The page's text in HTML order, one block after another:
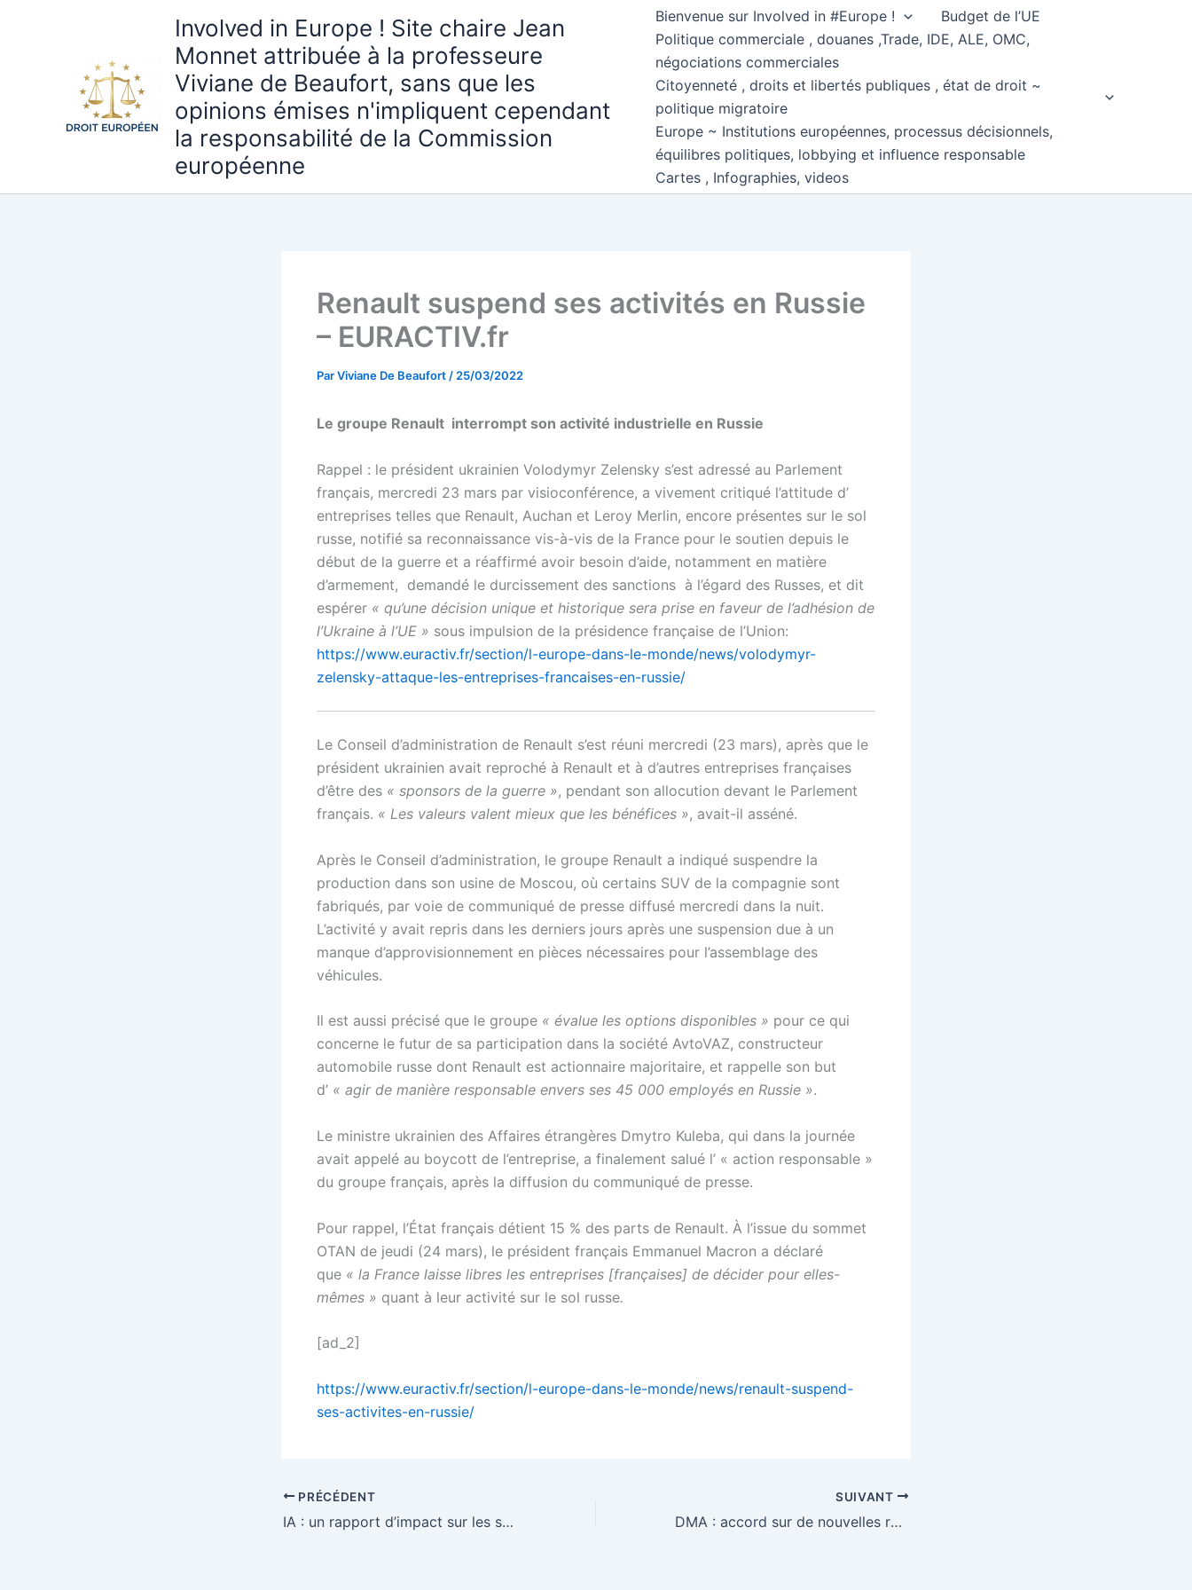
Involved in Europe ! Site chaire Jean
Monnet attribuée à la professeure
Viviane de Beaufort, sans que les
opinions émises n'impliquent cependant
la responsabilité de la Commission
européenne
Bienvenue sur Involved in #Europe !
Budget de l’UE
Politique commerciale , douanes ,Trade, IDE, ALE, OMC,
négociations commerciales
Citoyenneté , droits et libertés publiques , état de droit ~
politique migratoire
Europe ~ Institutions européennes, processus décisionnels,
équilibres politiques, lobbying et influence responsable
Cartes , Infographies, videos
Renault suspend ses activités en Russie
– EURACTIV.fr
ParViviane De Beaufort / 25/03/2022
Le groupe Renault interrompt son activité industrielle en Russie
Rappel : le président ukrainien Volodymyr Zelensky s’est adressé au Parlement
français, mercredi 23 mars par visioconférence, a vivement critiqué l’attitude d’
entreprises telles que Renault, Auchan et Leroy Merlin, encore présentes sur le sol
russe, notifié sa reconnaissance vis-à-vis de la France pour le soutien depuis le
début de la guerre et a réaffirmé avoir besoin d’aide, notamment en matière
d’armement, demandé le durcissement des sanctions à l’égard des Russes, et dit
espérer « qu’une décision unique et historique sera prise en faveur de l’adhésion de
l’Ukraine à l’UE » sous impulsion de la présidence française de l’Union:
https://www.euractiv.fr/section/l-europe-dans-le-monde/news/volodymyr-
zelensky-attaque-les-entreprises-francaises-en-russie/
Le Conseil d’administration de Renault s’est réuni mercredi (23 mars), après que le
président ukrainien avait reproché à Renault et à d’autres entreprises françaises
d’être des « sponsors de la guerre », pendant son allocution devant le Parlement
français. « Les valeurs valent mieux que les bénéfices », avait-il asséné.
Après le Conseil d’administration, le groupe Renault a indiqué suspendre la
production dans son usine de Moscou, où certains SUV de la compagnie sont
fabriqués, par voie de communiqué de presse diffusé mercredi dans la nuit.
L’activité y avait repris dans les derniers jours après une suspension due à un
manque d’approvisionnement en pièces nécessaires pour l’assemblage des
véhicules.
Il est aussi précisé que le groupe « évalue les options disponibles » pour ce qui
concerne le futur de sa participation dans la société AvtoVAZ, constructeur
automobile russe dont Renault est actionnaire majoritaire, et rappelle son but
d’ « agir de manière responsable envers ses 45 000 employés en Russie ».
Le ministre ukrainien des Affaires étrangères Dmytro Kuleba, qui dans la journée
avait appelé au boycott de l’entreprise, a finalement salué l’ « action responsable »
du groupe français, après la diffusion du communiqué de presse.
Pour rappel, l’État français détient 15 % des parts de Renault. À l’issue du sommet
OTAN de jeudi (24 mars), le président français Emmanuel Macron a déclaré
que « la France laisse libres les entreprises [françaises] de décider pour elles-
mêmes » quant à leur activité sur le sol russe.
[ad_2]
https://www.euractiv.fr/section/l-europe-dans-le-monde/news/renault-suspend-
ses-activites-en-russie/
PRÉCÉDENT
IA : un rapport d’impact sur les sociétés européennes – EURACTIV.fr
SUIVANT
DMA : accord sur de nouvelles règles pour les « Big Tech » – EURACTIV.fr